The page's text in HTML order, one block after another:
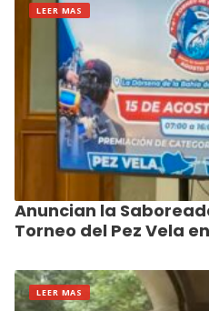
LEER MAS
Anuncian la
Torneo del Pez Vela
LEER MAS